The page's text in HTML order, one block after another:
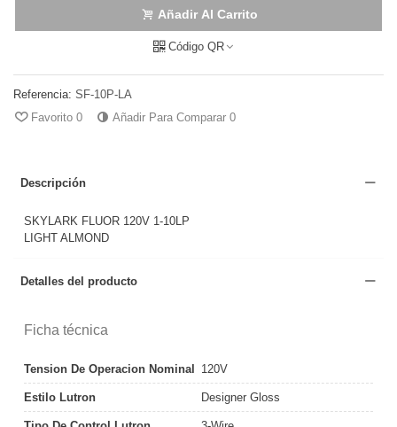
Añadir Al Carrito
Código QR
Referencia: SF-10P-LA
Favorito 0 Añadir Para Comparar 0
Descripción
SKYLARK FLUOR 120V 1-10LP
LIGHT ALMOND
Detalles del producto
Ficha técnica
Tension De Operacion Nominal 120V
Estilo Lutron Designer Gloss